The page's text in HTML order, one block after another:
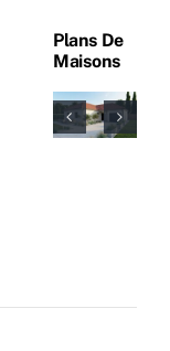
Plans De
Maisons